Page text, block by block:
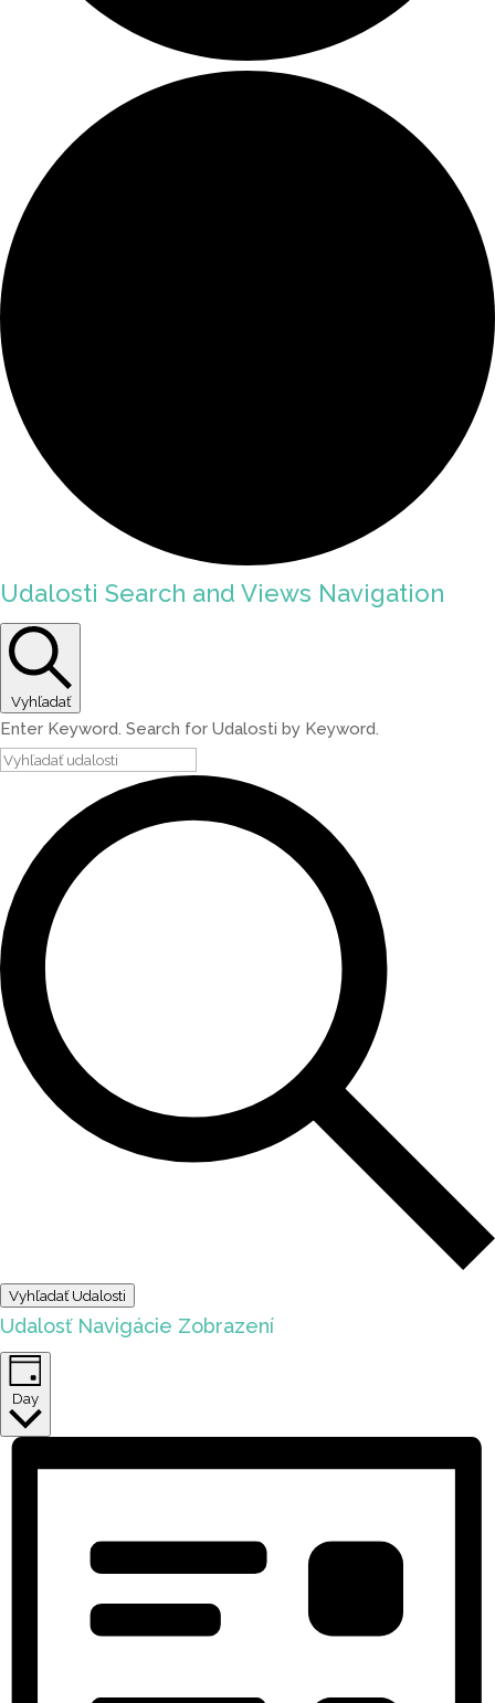
Udalosti Search and Views Navigation
Vyhľadať
Enter Keyword. Search for Udalosti by Keyword.
Vyhľadať Udalosti
Udalosť Navigácie Zobrazení
Day